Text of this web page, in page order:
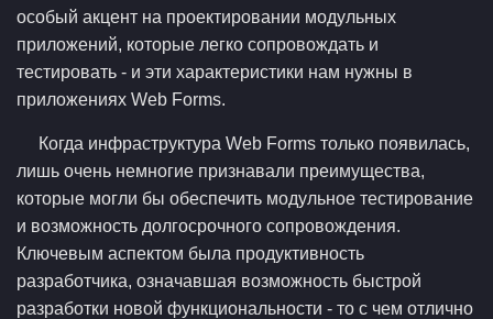
особый акцент на проектировании модульных
приложений, которые легко сопровождать и
тестировать - и эти характеристики нам нужны в
приложениях Web Forms.
Когда инфраструктура Web Forms только появилась,
лишь очень немногие признавали преимущества,
которые могли бы обеспечить модульное тестирование
и возможность долгосрочного сопровождения.
Ключевым аспектом была продуктивность
разработчика, означавшая возможность быстрой
разработки новой функциональности - то с чем отлично